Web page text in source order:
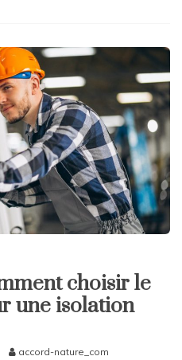
choisir le
une isolation
accord-nature_com